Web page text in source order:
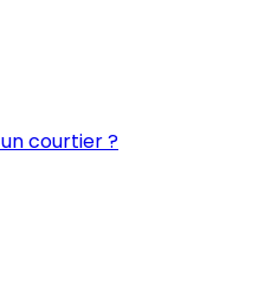
courtier ?